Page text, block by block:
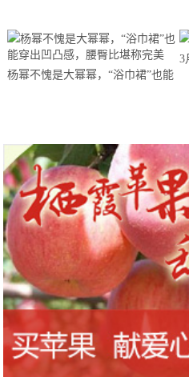
杨幂不愧是大幂幂，“浴巾裙”也能
3